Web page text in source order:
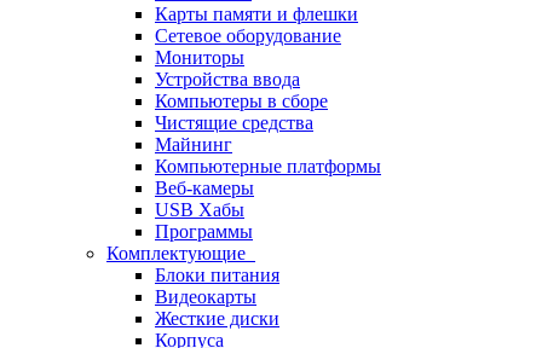
Карты памяти и флешки
Сетевое оборудование
Мониторы
Устройства ввода
Компьютеры в сборе
Чистящие средства
Майнинг
Компьютерные платформы
Веб-камеры
USB Хабы
Программы
Комплектующие
Блоки питания
Видеокарты
Жесткие диски
Корпуса